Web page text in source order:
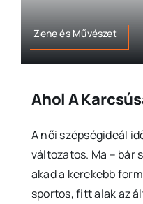
Zene és Művészet
Ahol A
A női szépségideál
változatos. Ma – bár
akad a kerekebb
sportos, fitt alak az